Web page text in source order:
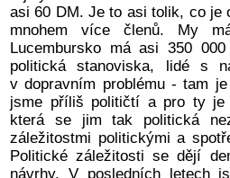
asi 60 DM. Je to asi tolik, co je
mnohem více členů. My
Lucembursko má asi 350
politická stanoviska, lidé s
v dopravním problému - tam
jsme příliš političtí a pro ty je
která se jim tak politická
záležitostmi politickými a
Politické záležitosti se dějí
návrhy. V posledních letech